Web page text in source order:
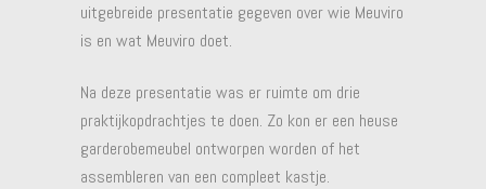
uitgebreide presentatie gegeven over wie Meuviro
is en wat Meuviro doet.
Na deze presentatie was er ruimte om drie
praktijkopdrachtjes te doen. Zo kon er een heuse
garderobemeubel ontworpen worden of het
assembleren van een compleet kastje.